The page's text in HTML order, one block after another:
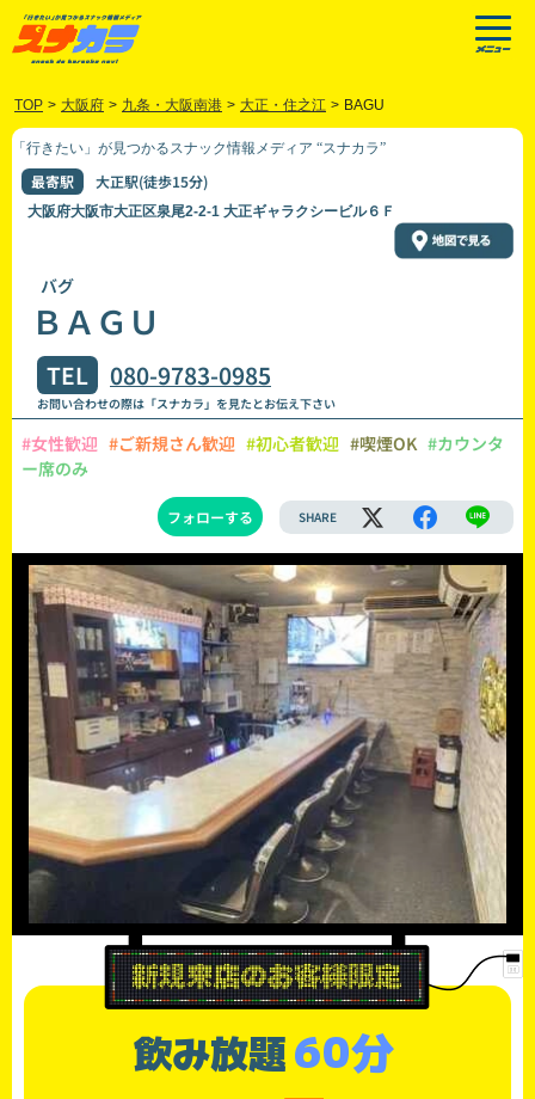
TOP > 大阪府 > 九条・大阪南港 > 大正・住之江 > BAGU
「行きたい」が見つかるスナック情報メディア “スナカラ”
最寄駅 大正駅(徒歩15分)
大阪府大阪市大正区泉尾2-2-1 大正ギャラクシービル６Ｆ
バグ
ＢＡＧＵ
TEL 080-9783-0985
お問い合わせの際は「スナカラ」を見たとお伝え下さい
#女性歓迎 #ご新規さん歓迎 #初心者歓迎 #喫煙OK #カウンタ
ー席のみ
フォローする SHARE
飲み放題60分